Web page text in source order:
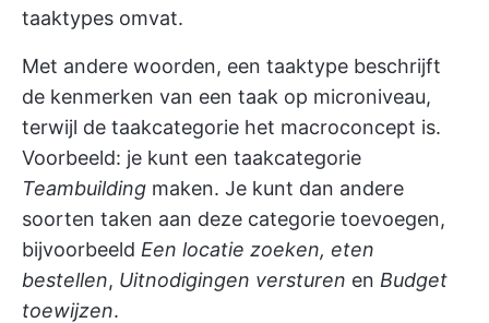
taaktypes omvat.
Met andere woorden, een taaktype beschrijft
de kenmerken van een taak op microniveau,
terwijl de taakcategorie het macroconcept is.
Voorbeeld: je kunt een taakcategorie
Teambuilding maken. Je kunt dan andere
soorten taken aan deze categorie toevoegen,
bijvoorbeeld Een locatie zoeken, eten
bestellen, Uitnodigingen versturen en Budget
toewijzen.